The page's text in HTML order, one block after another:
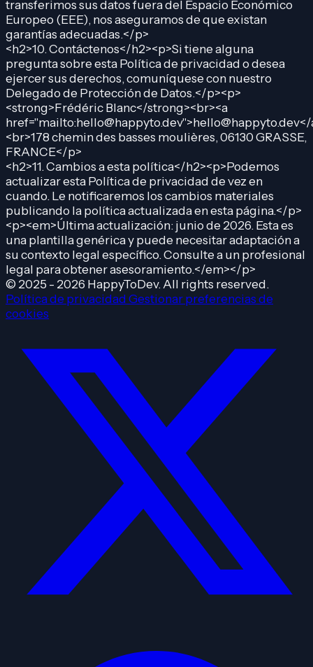
transferimos sus datos fuera del Espacio Económico
Europeo (EEE), nos aseguramos de que existan
garantías adecuadas.</p>
<h2>10. Contáctenos</h2><p>Si tiene alguna
pregunta sobre esta Política de privacidad o desea
ejercer sus derechos, comuníquese con nuestro
Delegado de Protección de Datos.</p><p>
<strong>Frédéric Blanc</strong><br><a
href="mailto:hello@happyto.dev">hello@happyto.dev</
<br>178 chemin des basses moulières, 06130 GRASSE,
FRANCE</p>
<h2>11. Cambios a esta política</h2><p>Podemos
actualizar esta Política de privacidad de vez en
cuando. Le notificaremos los cambios materiales
publicando la política actualizada en esta página.</p>
<p><em>Última actualización: junio de 2026. Esta es
una plantilla genérica y puede necesitar adaptación a
su contexto legal específico. Consulte a un profesional
legal para obtener asesoramiento.</em></p>
© 2025 - 2026 HappyToDev. All rights reserved.
Política de privacidad Gestionar preferencias de
cookies